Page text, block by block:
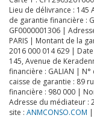
Lieu de délivrance : 145
de garantie financière :
GF0000001306 |
PARIS | Montant de la
2016 000 014 629 |
145, Avenue de
financière : GALIAN |
caisse de garantie : 89
financière : 980 000 |
Adresse du médiateur :
site : ANMCONSO.COM